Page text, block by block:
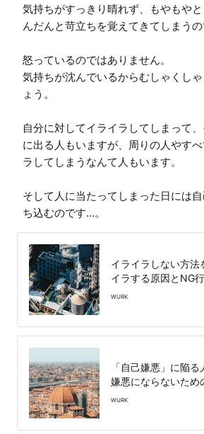
気持ちがすっきり晴れず、もやもや
んだんと苛立ちを覚えてきてしまうの
怒っているのではありません。
気持ちが沈んでいるからむしゃくし
ょう。
自分に対してイライラしてしまって
に出る人もいますが、周りの人やす
ラしてしまうなんて人もいます。
そして人に当たってしまった日には
ち込むのです...。
イライラしない方法
イラする原因とNG
WURK
「自己嫌悪」に陥
嫌悪にならないため
WURK